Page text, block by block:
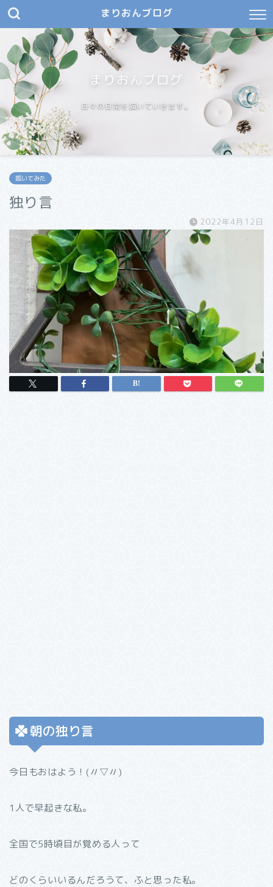
まりおんブログ
まりおんブログ
日々の日常を描いていきます。
呟いてみた
独り言
2022年4月12日
朝の独り言
今日もおはよう！(〃▽〃)
1人で早起きな私。
全国で5時頃目が覚める人って
どのくらいいるんだろうて、ふと思った私。